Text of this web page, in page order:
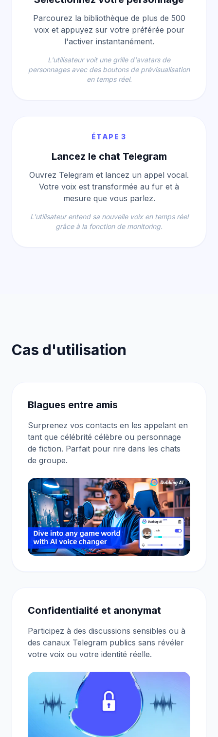
Parcourez la bibliothèque de plus de 500
voix et appuyez sur votre préférée pour
l'activer instantanément.
L'utilisateur voit une grille d'avatars de
personnages avec des boutons de prévisualisation
en temps réel.
ÉTAPE 3
Lancez le chat Telegram
Ouvrez Telegram et lancez un appel vocal.
Votre voix est transformée au fur et à
mesure que vous parlez.
L'utilisateur entend sa nouvelle voix en temps réel
grâce à la fonction de monitoring.
Cas d'utilisation
Blagues entre amis
Surprenez vos contacts en les appelant en
tant que célébrité célèbre ou personnage
de fiction. Parfait pour rire dans les chats
de groupe.
Confidentialité et anonymat
Participez à des discussions sensibles ou à
des canaux Telegram publics sans révéler
votre voix ou votre identité réelle.